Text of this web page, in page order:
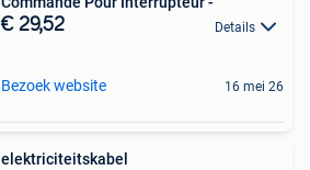
€ 29,52 Details
Bezoek website 16 mei 26
elektriciteitskabel